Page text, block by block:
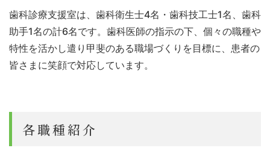
歯科診療支援室は、歯科衛生士4名・歯科技工士1名、歯科
助手1名の計6名です。歯科医師の指示の下、個々の職種や
特性を活かし遣り甲斐のある職場づくりを目標に、患者の
皆さまに笑顔で対応しています。
各職種紹介